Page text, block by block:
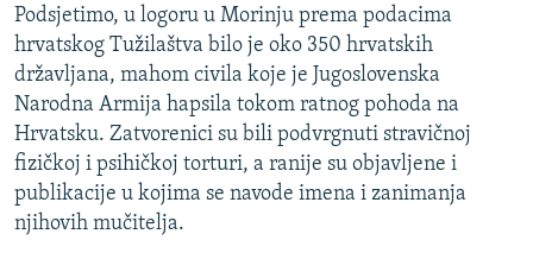
Podsjetimo, u logoru u Morinju prema podacima
hrvatskog Tužilaštva bilo je oko 350 hrvatskih
državljana, mahom civila koje je Jugoslovenska
Narodna Armija hapsila tokom ratnog pohoda na
Hrvatsku. Zatvorenici su bili podvrgnuti stravičnoj
fizičkoj i psihičkoj torturi, a ranije su objavljene i
publikacije u kojima se navode imena i zanimanja
njihovih mučitelja.